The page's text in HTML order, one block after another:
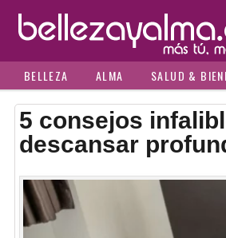
BELLEZA ALMA SALUD &
5 consejos
descansar